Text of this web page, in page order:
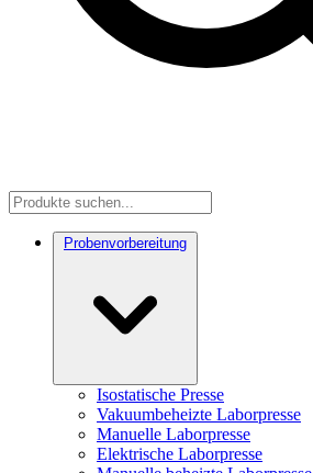
Probenvorbereitung
Isostatische Presse
Vakuumbeheizte Laborpresse
Manuelle Laborpresse
Elektrische Laborpresse